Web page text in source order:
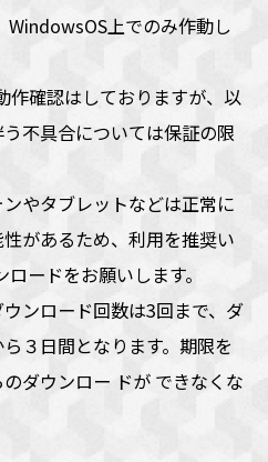
上でのみ作動し
確認はしておりますが、以
不具合については保証の限
やタブレットなどは正常に
があるため、利用を推奨い
ードをお願いします。
ンロード回数は3回まで、ダ
３日間となります。期限を
ダウンロー ドが できなくな